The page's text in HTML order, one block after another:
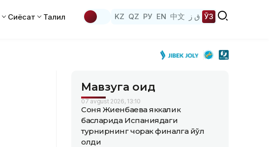
Сиёсат Таҳлил KZ QZ РУ EN 中文 ق ز ЎЗ
Мавзуга оид
07 avgust 2026, 13:10
Соня Жиенбаева яккалик
баҳсларида Испаниядаги
турнирнинг чорак финалга йўл
олди